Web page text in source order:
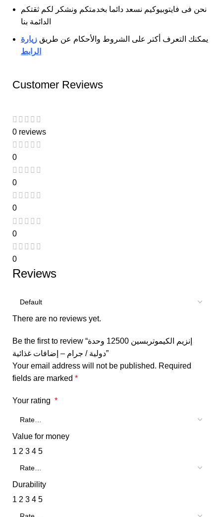
نحن فى فايتوبيوكيم نسعد دائما بخدمتكم ونشكر لكم ثقتكم
الدائمة بنا
يمكنك التعرف أكتر على الشروط والأحكام عن طريق زيارة
الرابط
Customer Reviews
0 reviews
0
0
0
0
0
Reviews
There are no reviews yet.
Be the first to review “إنزيم الكيموتربسين 12500 وحدة
دولية / جرام – إضافات غذائية”
Your email address will not be published. Required
fields are marked *
Your rating *
Value for money
1 2 3 4 5
Durability
1 2 3 4 5